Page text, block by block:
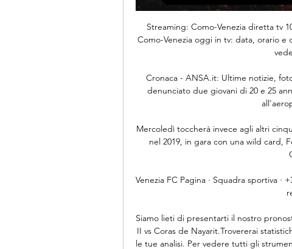
Streaming: Como-Venezia diretta tv 10 ore fa — Streaming: Como-Venezia diretta tv Como-Venezia oggi in tv: data, orario e diretta streaming 03.03.2024 20 ago 2023 — Dove vederla Venezia ...

Cronaca - ANSA.it: Ultime notizie, foto, video e approfondimenti. I carabinieri hanno denunciato due giovani di 20 e 25 anni, provenienti da Parma, che stavano andando all'aeroporto Marconi di.

Mercoledì toccherà invece agli altri cinque azzurri al via: Lorenzo Musetti, campione junior nel 2019, in gara con una wild card, Federico Gaio, Stefano Napolitano, Alessandro Giannessi.

Venezia FC Pagina · Squadra sportiva · +39 041 847 7757 · veneziafc.it · Valutazione · 5,0 (18 recensioni).

Siamo lieti di presentarti il nostro pronostico completo per il match Cimarrones de Sonora II vs Coras de Nayarit.Trovererai statistiche, consigli, percentuali e tanti strumenti utili per le tue analisi. Per vedere tutti gli strumenti a disposizione su questa partita, sei pregato di iscriverti al sito.

Treno Como - Venezia da 17,10 Di seguito, puoi visualizzare anche gli orari dei treni in tempo reale, per presentarti in stazione al momento giusto. Gratis. Per ottenere il massimo ...

Napoli, ripartenza a Verona. Poi la Spal al San Paolo e la trasferta a Bergamo Gli azzurri non giocheranno mai alle 17, in notturna le sfide con Roma e Milan.

Intervenuto ai microfoni di Sky, il general manager del Getafe, Clemente Villaverde, ha parlato della sfida di Europa League che li vedrà impegnati contro l'Inter. “È la prima

Diretta video; Benvenuto in RaiPlay Radio. Questa la legenda per navigare tra i contenuti tramite tastiera. I link principali corrispondenti alle varie sezioni del giornale sono stati associati a …

Fuori all’esordio, invece, Alessandro Giannessi: il 26enne spezzino, numero 122 Atp, è stato sconfitto 6-4 6-3, in un’ora e 25 minuti di gioco, dal colombiano Alejandro Falla, numero 310 Atp.

Nota: pagina dei risultati di Federico Gaio su Diretta offre Federico Gaio livescore, risultati, tabellone tornei e dettaglio delle partite con comparazione quote e statistiche H2H results. Il Centro Live (disponibile per tutti i maggiori tornei di tennis) fornisce statistiche (ace, doppi falli, percentuali al servizio, palle break) e storico partite punto a punto.

2020-6-23 · Atalanta-Verona, streaming – diretta tv: dove vedere partita di redazione blitz Pubblicato il 20 Settembre 2015 16:35 | Ultimo aggiornamento: 20 Settembre 2015 16:36

Venezia FC Stadio Pier Luigi PenzoAbbonamentiBiglietti onlineVenezia FC Supporters CardPunti VenditaAccessibilità e AccreditiRegolamento dello Stadio. Prima Squadra.

25.06.2020 10:50 - Juve-Lecce, l'arbitro sarà Piccinini 25.06.2020 10:40 - Corsport - Diritti tv, non c'è intesa tra Lega e Sky: dal 12 luglio si rischia lo stop delle trasmissioni

L'Inter affronta il ***, la Roma pesca il *** Ecco tutti gli accoppiamenti e le sfide degli ottavi di finale di Europa League: Basaksehir-Copenaghen

Nell'era in cui il Coronavirus ha bloccato ogni singola manifestazione di carattere sportivo e non, il Presidente del Getafe Angel Torres ha parlato della sfida di Europa League contro l'Inter. "Il governo ha emesso un decreto che ci sembra buono, vediamo …

Spal-Milan Tabellino Highlights pareggio al 94′ grazie ad un’autorete di Vicari. Bruttissimo Milan nel primo tempo, meglio i rossoneri nella ripresa che riescono a pareggiare un match che sembrava ormai perso, sfortunata la Spal che con un a vittoria potevano ancora sperare nella salvezza.

Diretta Rangers Leverkusen streaming video e tv: probabili formazioni, orario, quote e risultato live del match di Ibrox, valevole per l’andata degli ottavi di finale di Europa League.

Internazionale - Live Soccer TV - Elenchi programmi TV calcistici, Live stream ufficiali, Risultati delle partite in diretta, Partite, Classifiche, Risultati, Notizie, Pub e highlights video

Dove vedere le partite di Serie B in diretta tv e streaming Como – Venezia. 16:15. Cosenza – Catanzaro. 16:15. Feralpisalò – Sampdoria. 18:30. Modena – Cremonese. Abbonati a Dazn per vedere tutta la Serie B in diretta ...

Portale calcistico con notizie, voci di mercato, discussioni, valori di mercato, tutto sulla Serie A, sul calcio giovanile, sul calcio internazionale e sul calciomercato

Dove è possibile vedere e ascoltare in streaming le partite dell’Avellino Calcio, quest’anno impegnato in serie C girone C? Come noto infatti,